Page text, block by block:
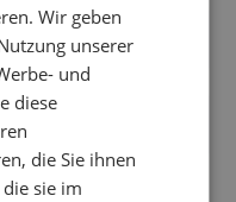
in einen
Wir geben
unserer
und
diese
die Sie ihnen
sie im